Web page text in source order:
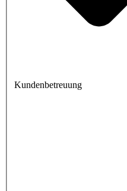
Kundenbetreuung